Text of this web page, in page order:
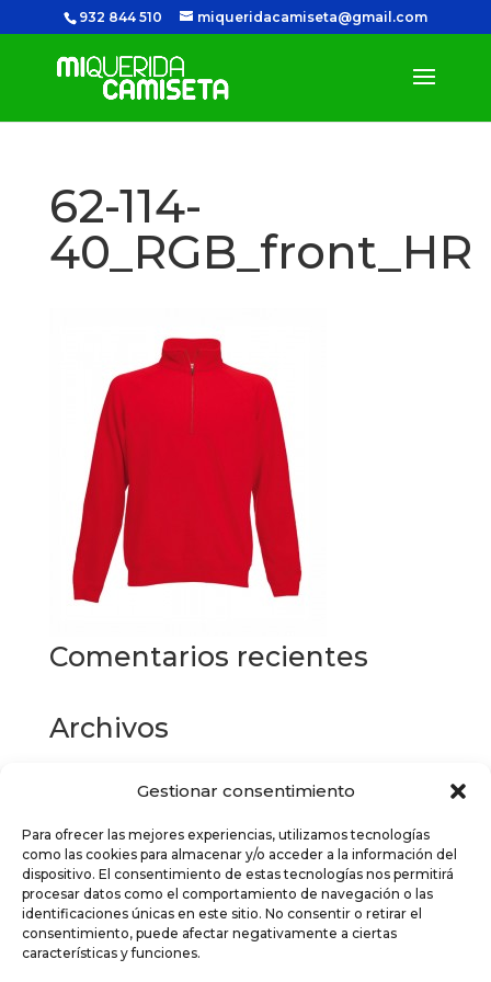
Gestionar consentimiento
Para ofrecer las mejores experiencias, utilizamos tecnologías
como las cookies para almacenar y/o acceder a la información del
dispositivo. El consentimiento de estas tecnologías nos permitirá
procesar datos como el comportamiento de navegación o las
identificaciones únicas en este sitio. No consentir o retirar el
consentimiento, puede afectar negativamente a ciertas
características y funciones.
932 844 510 miqueridacamiseta@gmail.com
62-114-
40_RGB_front_HR
Comentarios recientes
Archivos
Categorías
No hay categorías
Meta
Acceder
Feed de entradas